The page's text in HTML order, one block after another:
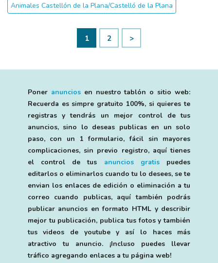
Animales Castellón de la Plana/Castelló de la Plana
1 2 >
Poner anunciosen nuestro tablón o sitio web:
Recuerda es simpre gratuito 100%, si quieres te
registras y tendrás un mejor control de tus
anuncios, sino lo deseas publicas en un solo
paso, con un 1 formulario, fácil sin mayores
complicaciones, sin previo registro, aquí tienes
el control de tus anuncios gratispuedes
editarlos o eliminarlos cuando tu lo desees, se te
envian los enlaces de edición o eliminación a tu
correo cuando publicas, aquí también podrás
publicar anuncios en formato HTML y describir
mejor tu publicación, publica tus fotos y también
tus videos de youtube y así lo haces más
atractivo tu anuncio. ¡Incluso puedes llevar
tráfico agregando enlaces a tu página web!